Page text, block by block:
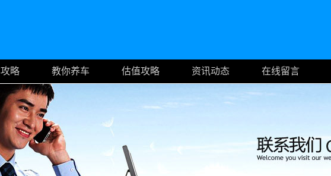
略 教你养车 估值攻略 资讯动态 在线留言